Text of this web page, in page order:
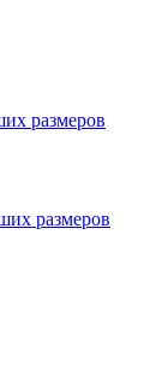
размеров
размеров